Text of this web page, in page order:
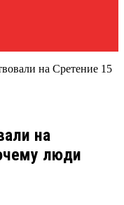
на Сретение 15
на
люди